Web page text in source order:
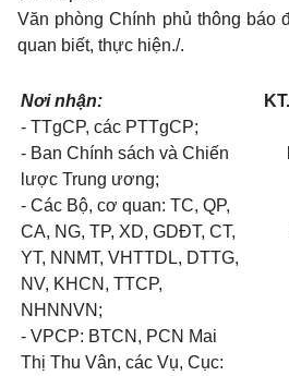
Văn phòng Chính phủ thông báo
quan biết, thực hiện./.
Nơi nhận:
- TTgCP, các PTTgCP;
- Ban Chính sách và Chiến
lược Trung ương;
- Các Bộ, cơ quan: TC, QP,
CA, NG, TP, XD, GDĐT, CT,
YT, NNMT, VHTTDL, DTTG,
NV, KHCN, TTCP,
NHNNVN;
- VPCP: BTCN, PCN Mai
Thị Thu Vân, các Vụ, Cục: